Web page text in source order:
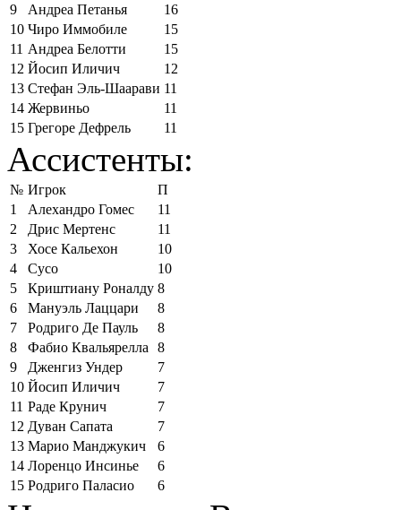
9
Андреа Петанья
16
10 Чиро Иммобиле
15
11 Андреа Белотти
15
12 Йосип Иличич
12
13 Стефан Эль-Шаарави 11
14 Жервиньо
11
15 Грегоре Дефрель 11
Ассистенты:
№ Игрок
П
1
Алехандро Гомес
11
2
Дрис Мертенс
11
3
Хосе Кальехон
10
4
Сусо
10
5
Криштиану Роналду 8
6
Мануэль Лаццари
8
7
Родриго Де Пауль
8
8
Фабио Квальярелла
8
9
Дженгиз Ундер
7
10 Йосип Иличич
7
11 Раде Крунич
7
12 Дуван Сапата
7
13 Марио Манджукич
6
14 Лоренцо Инсинье
6
15 Родриго Паласио 6